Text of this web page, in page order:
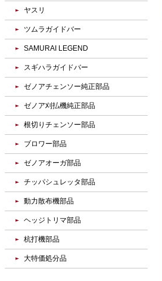
ヤスリ
ツムラガイドバー
SAMURAI LEGEND
スギハラガイドバー
ゼノアチェンソー純正部品
ゼノア刈払機純正部品
根切りチェンソー部品
ブロワー部品
ゼノアオーガ部品
チッパシュレッタ部品
動力散布機部品
ヘッジトリマ部品
杭打機部品
大特価処分品